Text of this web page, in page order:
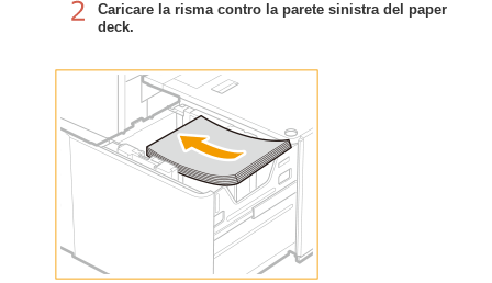
Caricare la risma contro la parete sinistra del paper
deck.